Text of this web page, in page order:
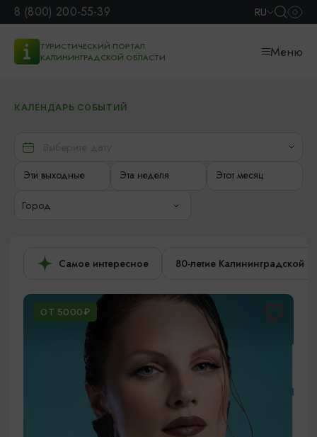
8 (800) 200-55-39 RU
ТУРИСТИЧЕСКИЙ ПОРТАЛ
КАЛИНИНГРАДСКОЙ ОБЛАСТИ
Меню
КАЛЕНДАРЬ СОБЫТИЙ
Эти выходные Эта неделя Этот месяц
Город
Самое интересное 80-летие Калининградской
ОТ 5000₽